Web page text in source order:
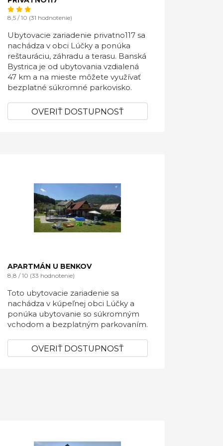
8,5 / 10 (31 hodnotenie)
Ubytovacie zariadenie privatno117 sa
nachádza v obci Lúčky a ponúka
reštauráciu, záhradu a terasu. Banská
Bystrica je od ubytovania vzdialená
47 km a na mieste môžete využívať
bezplatné súkromné parkovisko.
OVERIŤ DOSTUPNOSŤ
APARTMÁN U BENKOV
8,8 / 10 (33 hodnotenie)
Toto ubytovacie zariadenie sa
nachádza v kúpeľnej obci Lúčky a
ponúka ubytovanie so súkromným
vchodom a bezplatným parkovaním.
OVERIŤ DOSTUPNOSŤ